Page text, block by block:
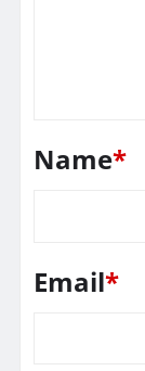
Name*
Email*